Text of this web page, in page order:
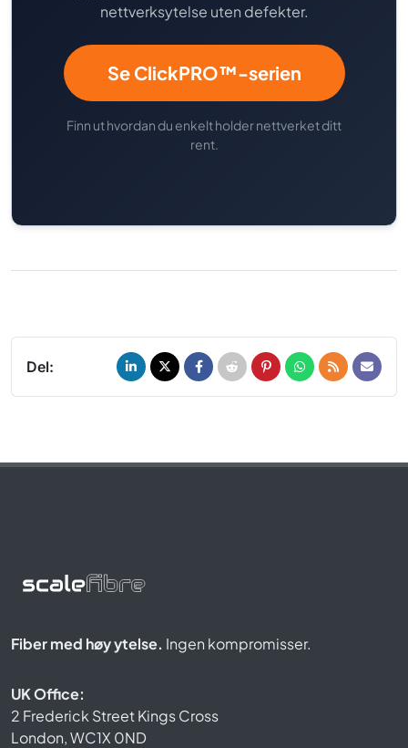
nettverksytelse uten defekter.
Se ClickPRO™-serien
Finn ut hvordan du enkelt holder nettverket ditt
rent.
Del:
Fiber med høy ytelse. Ingen kompromisser.
UK Office:
2 Frederick Street Kings Cross
London, WC1X 0ND